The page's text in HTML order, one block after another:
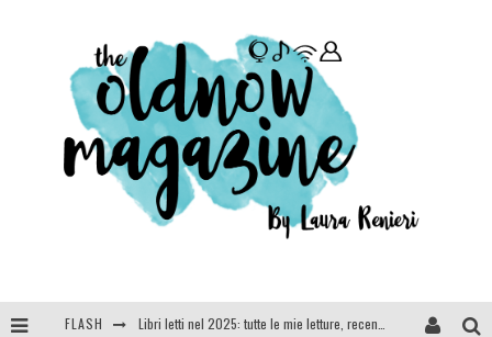
FLASH